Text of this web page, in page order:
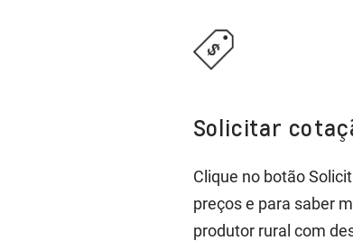
Solicitar
Clique no botão
preços e para saber
produtor rural com